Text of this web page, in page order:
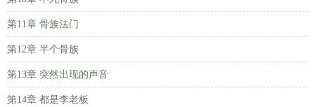
第11章 骨族法门
第12章 半个骨族
第13章 突然出现的声音
第14章 都是李老板